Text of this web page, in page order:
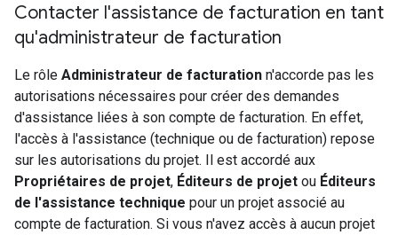
Contacter l'assistance de facturation en tant
qu'administrateur de facturation
Le rôle Administrateur de facturation n'accorde pas les
autorisations nécessaires pour créer des demandes
d'assistance liées à son compte de facturation. En effet,
l'accès à l'assistance (technique ou de facturation) repose
sur les autorisations du projet. Il est accordé aux
Propriétaires de projet, Éditeurs de projet ou Éditeurs
de l'assistance technique pour un projet associé au
compte de facturation. Si vous n'avez accès à aucun projet